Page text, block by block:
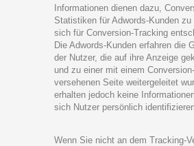
Informationen dienen dazu,
Statistiken für Adwords-Kunden
sich für Conversion-Tracking
Die Adwords-Kunden erfahren die
der Nutzer, die auf ihre Anzeige
und zu einer mit einem
versehenen Seite weitergeleitet
erhalten jedoch keine
sich Nutzer persönlich
Wenn Sie nicht an dem Tracking-